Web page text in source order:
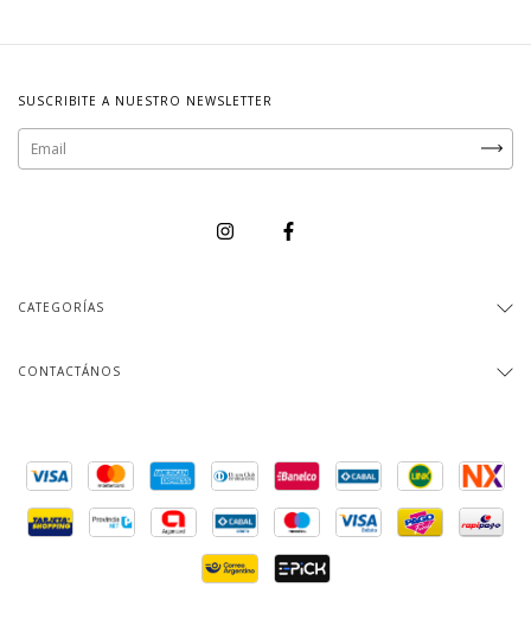
SUSCRIBITE A NUESTRO NEWSLETTER
CATEGORÍAS
CONTACTÁNOS